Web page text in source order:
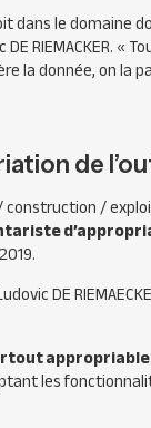
dans le domaine
RIEMACKER. «
la donnée, on la
de
/
DE
les